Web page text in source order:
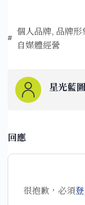
個人品牌, 品牌形
自媒體經營
星光藍
回應
很抱歉，必須